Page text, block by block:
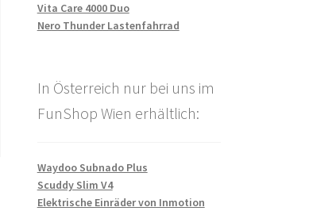
Vita Care 4000 Duo
Nero Thunder Lastenfahrrad
In Österreich nur bei uns im
FunShop Wien erhältlich:
Waydoo Subnado Plus
Scuddy Slim V4
Elektrische Einräder von Inmotion